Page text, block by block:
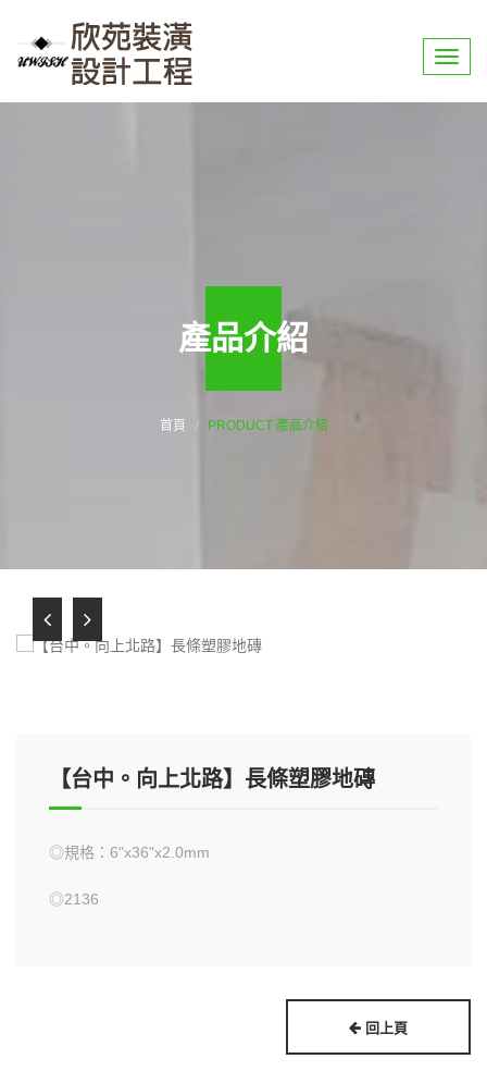
選
產品介紹
首頁 PRODUCT 產品介紹
【台中。向上北路】長條塑膠地磚
◎規格：6"x36"x2.0mm
◎2136
回上頁